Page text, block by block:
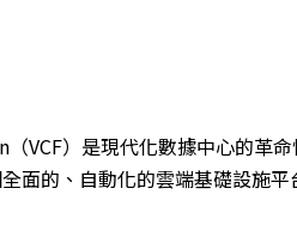
VCF）是現代化數據中心的革
面的、自動化的雲端基礎設施